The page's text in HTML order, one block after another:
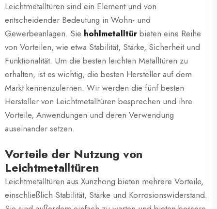
Leichtmetalltüren sind ein Element und von
entscheidender Bedeutung in Wohn- und
Gewerbeanlagen. Sie hohlmetalltür bieten eine Reihe
von Vorteilen, wie etwa Stabilität, Stärke, Sicherheit und
Funktionalität. Um die besten leichten Metalltüren zu
erhalten, ist es wichtig, die besten Hersteller auf dem
Markt kennenzulernen. Wir werden die fünf besten
Hersteller von Leichtmetalltüren besprechen und ihre
Vorteile, Anwendungen und deren Verwendung
auseinander setzen.
Vorteile der Nutzung von
Leichtmetalltüren
Leichtmetalltüren aus Xunzhong bieten mehrere Vorteile,
einschließlich Stabilität, Stärke und Korrosionswiderstand.